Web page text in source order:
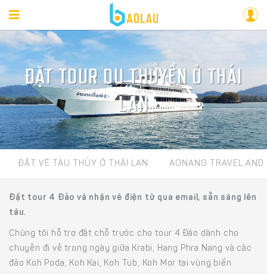
ĐẶT TOUR DU THUYỀN Ở THÁI
LAN
ĐẶT VÉ TÀU THỦY Ở THÁI LAN AONANG TRAVEL AND
Đặt tour 4 Đảo và nhận vé điện tử qua email, sẵn sàng lên
tàu.
Chúng tôi hỗ trợ đặt chỗ trước cho tour 4 Đảo dành cho
chuyến đi về trong ngày giữa Krabi, Hang Phra Nang và các
đảo Koh Poda, Koh Kai, Koh Tub, Koh Mor tại vùng biển